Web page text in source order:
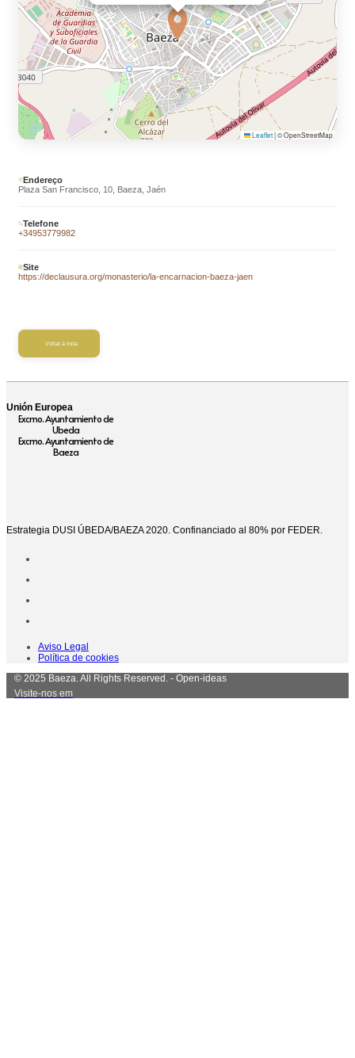
Leaflet|© OpenStreetMap
Endereço
Plaza San Francisco, 10, Baeza, Jaén
Telefone
+34953779982
Site
https://declausura.org/monasterio/la-encarnacion-baeza-jaen
Voltar à lista
Unión Europea
Excmo. Ayuntamiento de
Ubeda
Excmo. Ayuntamiento de
Baeza
Estrategia DUSI ÚBEDA/BAEZA 2020. Confinanciado al 80% por FEDER.
Aviso Legal
Política de cookies
© 2025 Baeza. All Rights Reserved. - Open-ideas
Visite-nos em